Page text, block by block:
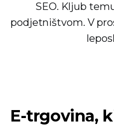
SEO. Kljub
podjetništvom. V
E-trgovina,